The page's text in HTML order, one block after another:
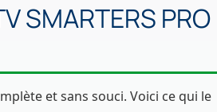
SMARTERS PRO
et sans souci. Voici ce qui le